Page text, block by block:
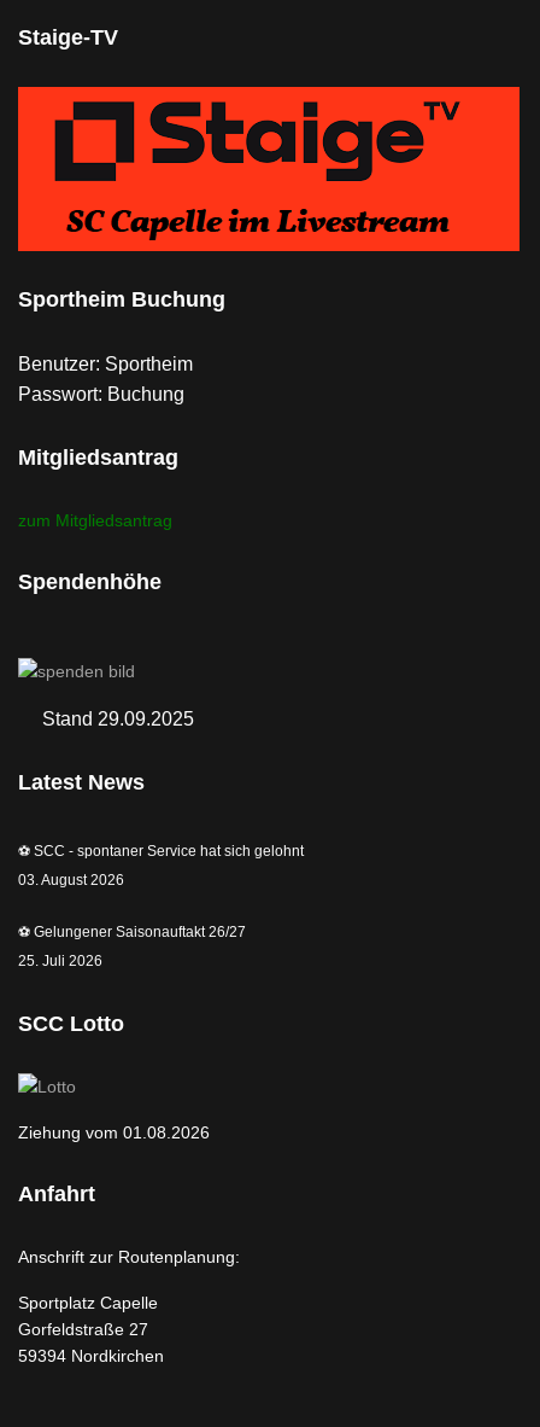
Staige-TV
Sportheim Buchung
Benutzer: Sportheim
Passwort: Buchung
Mitgliedsantrag
zum Mitgliedsantrag
Spendenhöhe
Stand 29.09.2025
Latest News
⚽️ SCC - spontaner Service hat sich gelohnt
03. August 2026
⚽️ Gelungener Saisonauftakt 26/27
25. Juli 2026
SCC Lotto
Ziehung vom 01.08.2026
Anfahrt
Anschrift zur Routenplanung:
Sportplatz Capelle
Gorfeldstraße 27
59394 Nordkirchen